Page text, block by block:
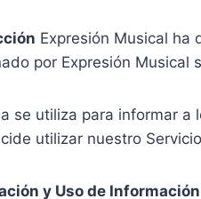
Expresión Musical ha
por Expresión
se utiliza para informar
utilizar nuestro
y Uso de Información